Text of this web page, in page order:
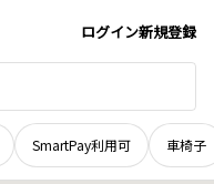
ログイン新規登録
SmartPay利用可 車椅子